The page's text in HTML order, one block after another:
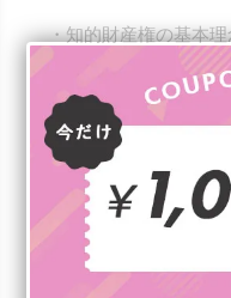
・知的財産権の基本
・著作権や商標権な
は、また別にある
・第16条では、知的
必要な措置を講じる
どは各権利の法律で
参考：知的財産権基本法